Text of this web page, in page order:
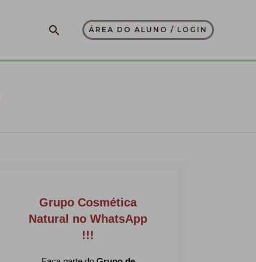
PesquisarÁREA DO ALUNO / LOGIN